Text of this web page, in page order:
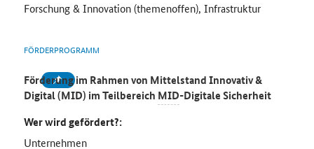
Forschung & Innovation (themenoffen), Infrastruktur
FÖRDERPROGRAMM
Förderung im Rahmen von Mittelstand Innovativ &
Digital (MID) im Teilbereich MID-Digitale Sicherheit
Wer wird gefördert?:
Unternehmen